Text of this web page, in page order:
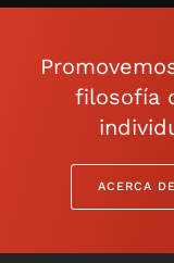
filosofía
ACERCA